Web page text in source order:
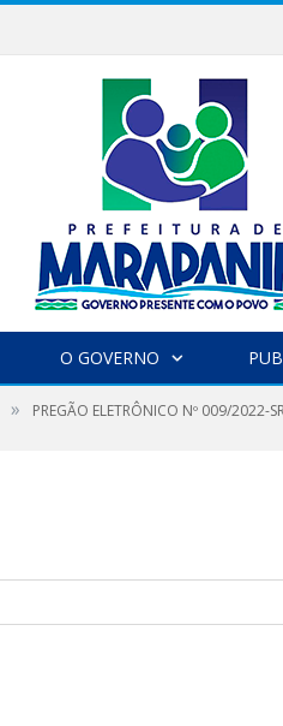
O GOVERNO
» PREGÃO ELETRÔNICO Nº 009/2022-